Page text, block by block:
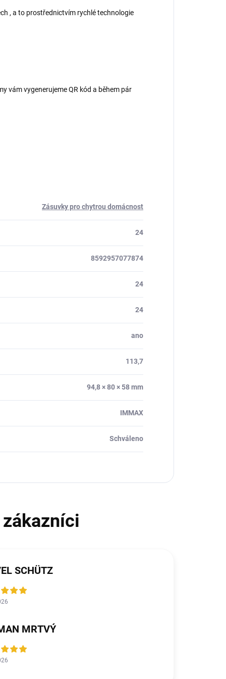
, a to prostřednictvím rychlé technologie
vám vygenerujeme QR kód a během pár
Zásuvky pro chytrou domácnost
24
8592957077874
24
24
ano
113,7
94,8 × 80 × 58 mm
IMMAX
Schváleno
SCHÜTZ
MRTVÝ